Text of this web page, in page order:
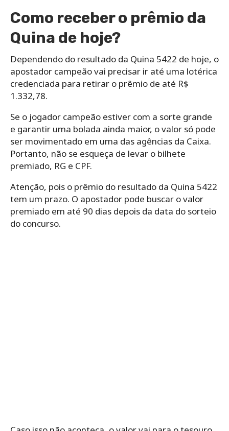
Como receber o prêmio da
Quina de hoje?
Dependendo do resultado da Quina 5422 de hoje, o
apostador campeão vai precisar ir até uma lotérica
credenciada para retirar o prêmio de até R$
1.332,78.
Se o jogador campeão estiver com a sorte grande
e garantir uma bolada ainda maior, o valor só pode
ser movimentado em uma das agências da Caixa.
Portanto, não se esqueça de levar o bilhete
premiado, RG e CPF.
Atenção, pois o prêmio do resultado da Quina 5422
tem um prazo. O apostador pode buscar o valor
premiado em até 90 dias depois da data do sorteio
do concurso.